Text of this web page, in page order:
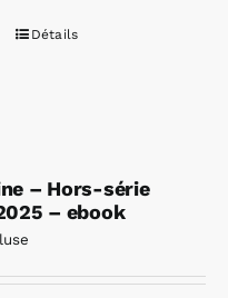
Détails
– Hors-série
– ebook